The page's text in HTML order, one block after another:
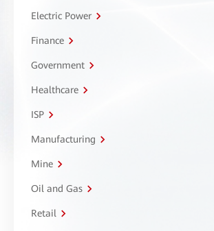
Electric Power
Finance
Government
Healthcare
ISP
Manufacturing
Mine
Oil and Gas
Retail